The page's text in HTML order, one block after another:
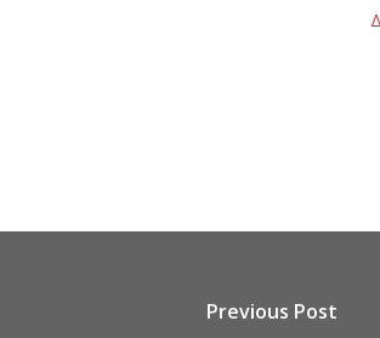
Previous Post